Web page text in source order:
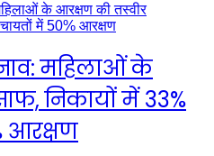
महिलाओं के
निकायों में 33%
आरक्षण